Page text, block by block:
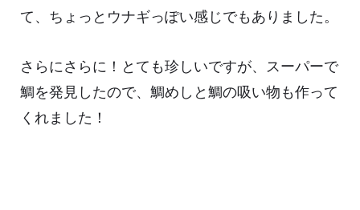
て、ちょっとウナギっぽい感じでもありました。
さらにさらに！とても珍しいですが、スーパーで
鯛を発見したので、鯛めしと鯛の吸い物も作って
くれました！